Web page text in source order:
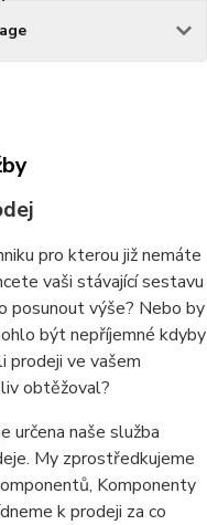
pro kterou již nemáte
vaši stávající sestavu
posunout výše? Nebo by
být nepříjemné kdyby
prodeji ve vašem
obtěžoval?
určena naše služba
My zprostředkujeme
Komponenty
k prodeji za co